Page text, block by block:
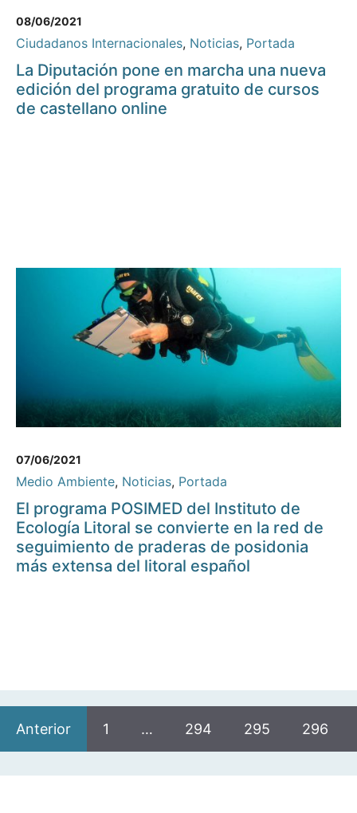
08/06/2021
Ciudadanos Internacionales, Noticias, Portada
La Diputación pone en marcha una nueva
edición del programa gratuito de cursos
de castellano online
07/06/2021
Medio Ambiente, Noticias, Portada
El programa POSIMED del Instituto de
Ecología Litoral se convierte en la red de
seguimiento de praderas de posidonia
más extensa del litoral español
Anterior 1 … 294 295 296